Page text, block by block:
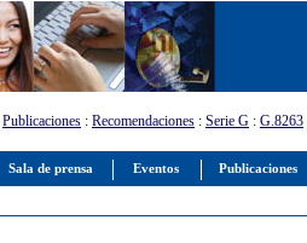
Sala de prensa Eventos Publicaciones
Publicaciones : Recomendaciones : Serie G : G.8263